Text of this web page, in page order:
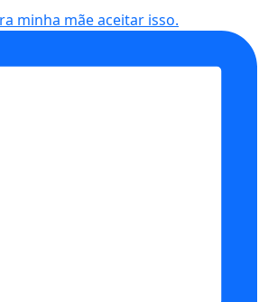
minha mãe aceitar isso.